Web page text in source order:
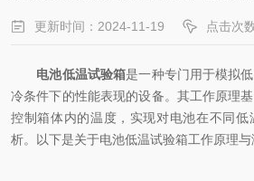
更新时间：2024-11-19 点击次
电池低温试验箱是一种专门用于模拟
冷条件下的性能表现的设备。其工作原理
控制箱体内的温度，实现对电池在不同低
析。以下是关于电池低温试验箱工作原理与